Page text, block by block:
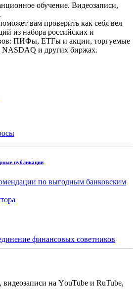
обучение. Видеозаписи,
вам проверить как себя вел
из набора российских и
ПИФы, ETFы и акции, торгуемые
и других биржах.
публикации
по выгодным банковским
на YоuTube и RuTube,